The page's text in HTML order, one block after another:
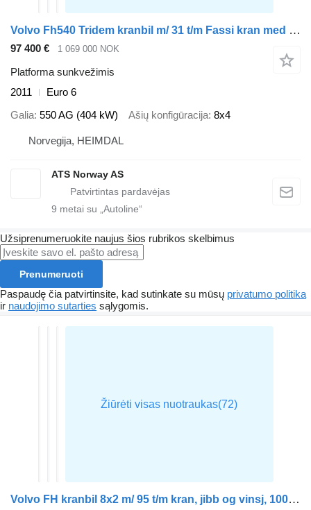
Volvo Fh540 Tridem kranbil m/ 31 t/m Fassi kran med jibb
97 400 € 1 069 000 NOK
Platforma sunkvežimis
2011
Euro 6
Galia 550 AG (404 kW) Ašių konfigūracija 8x4
Norvegija, HEIMDAL
ATS Norway AS
9 metai su „Autoline“
Užsiprenumeruokite naujus šios rubrikos skelbimus
Prenumeruoti
Paspaudę čia patvirtinsite, kad sutinkate su mūsų privatumo politika
ir naudojimo sutarties sąlygomis.
Volvo FH kranbil 8x2 m/ 95 t/m kran, jibb og vinsj, 100% frontlabb og